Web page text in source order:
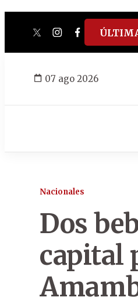
twitterinstagram
facebook
tiktok
07 ago 2026
Nacionales
Dos
capital